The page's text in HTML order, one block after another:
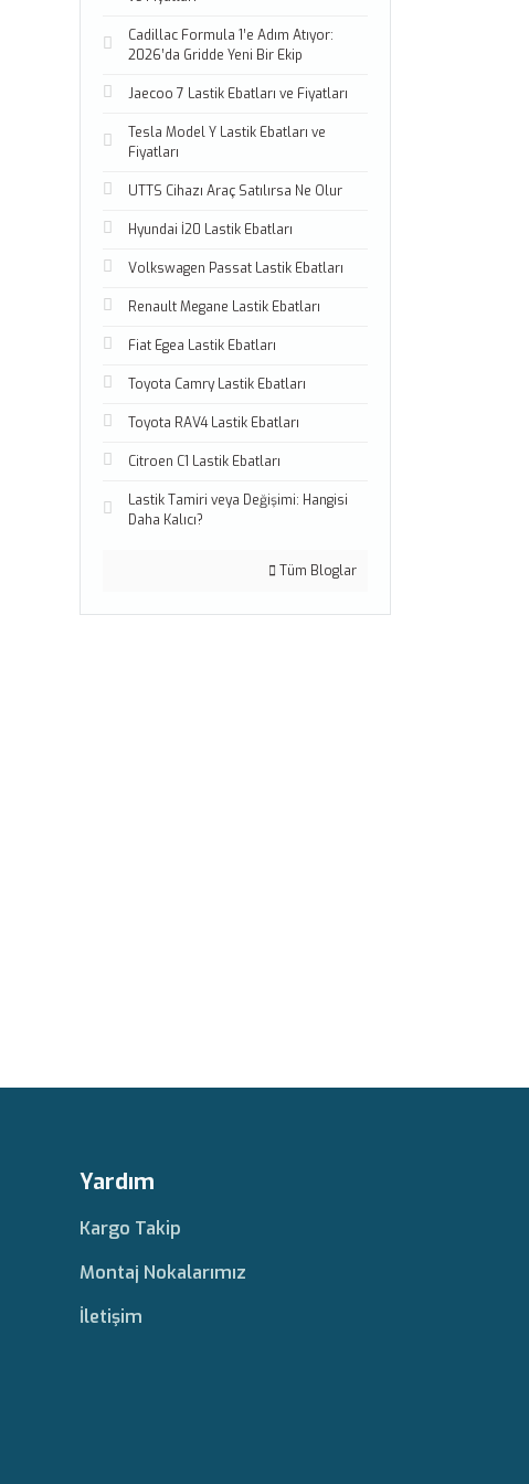
Cadillac Formula 1’e Adım Atıyor:
2026’da Gridde Yeni Bir Ekip
Jaecoo 7 Lastik Ebatları ve Fiyatları
Tesla Model Y Lastik Ebatları ve
Fiyatları
UTTS Cihazı Araç Satılırsa Ne Olur
Hyundai İ20 Lastik Ebatları
Volkswagen Passat Lastik Ebatları
Renault Megane Lastik Ebatları
Fiat Egea Lastik Ebatları
Toyota Camry Lastik Ebatları
Toyota RAV4 Lastik Ebatları
Citroen C1 Lastik Ebatları
Lastik Tamiri veya Değişimi: Hangisi
Daha Kalıcı?
Tüm Bloglar
Yardım
Kargo Takip
Montaj Nokalarımız
İletişim